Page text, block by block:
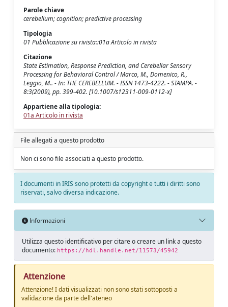
Parole chiave
cerebellum; cognition; predictive processing
Tipologia
01 Pubblicazione su rivista::01a Articolo in rivista
Citazione
State Estimation, Response Prediction, and Cerebellar Sensory
Processing for Behavioral Control / Marco, M., Domenico, R.,
Leggio, M.. - In: THE CEREBELLUM. - ISSN 1473-4222. - STAMPA. -
8:3(2009), pp. 399-402. [10.1007/s12311-009-0112-x]
Appartiene alla tipologia:
01a Articolo in rivista
File allegati a questo prodotto
Non ci sono file associati a questo prodotto.
I documenti in IRIS sono protetti da copyright e tutti i diritti sono
riservati, salvo diversa indicazione.
Informazioni
Utilizza questo identificativo per citare o creare un link a questo
documento: https://hdl.handle.net/11573/45942
Attenzione
Attenzione! I dati visualizzati non sono stati sottoposti a
validazione da parte dell'ateneo